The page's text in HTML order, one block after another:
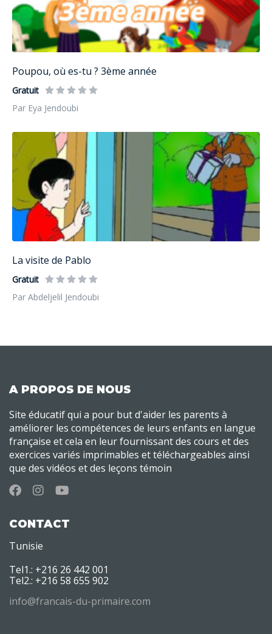
Poupou, où es-tu ? 3ème année
Gratuit
Par Eya Jendoubi
La visite de Pablo
Gratuit
Par Abdeljelil Jendoubi
A PROPOS DE NOUS
Site éducatif qui a pour but d'aider les parents à
améliorer les compétences de leurs enfants en langue
française et cela en leur fournissant des cours et des
exercices variés imprimables et téléchargeables ainsi
que des vidéos et des leçons témoin
CONTACT
Tunisie
Tel1.: +216 26 442 001
Tel2.: +216 58 655 902
info@francais-du-primaire.com